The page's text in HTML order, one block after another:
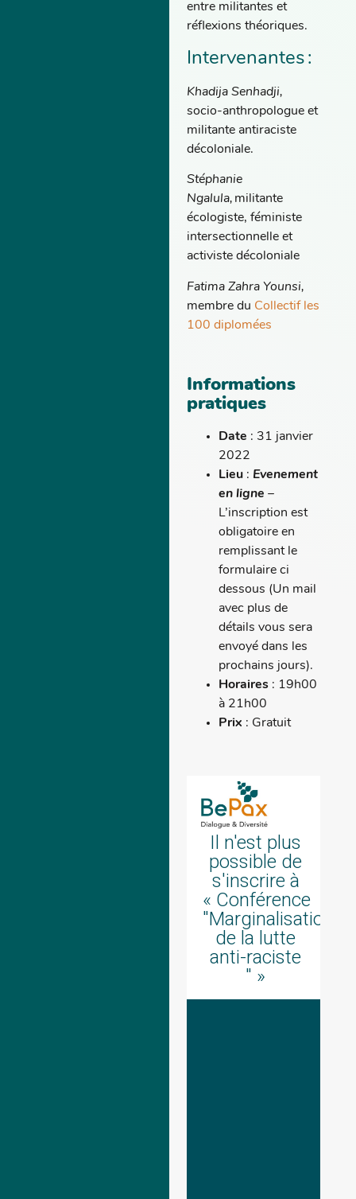
entre militantes et
réflexions théoriques.
Intervenantes :
Khadija Senhadji,
socio-anthropologue et
militante antiraciste
décoloniale.
Stéphanie
Ngalula, militante
écologiste, féministe
intersectionnelle et
activiste décoloniale
Fatima Zahra Younsi,
membre du Collectif les
100 diplomées
Informations
pratiques
Date : 31 janvier
2022
Lieu : Evenement
en ligne–
L’inscription est
obligatoire en
remplissant le
formulaire ci
dessous (Un mail
avec plus de
détails vous sera
envoyé dans les
prochains jours).
Horaires : 19h00
à 21h00
Prix : Gratuit